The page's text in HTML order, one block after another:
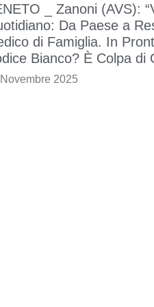
_ Zanoni (AVS):
Da Paese a
di Famiglia. In
Bianco? È Colpa di
2025